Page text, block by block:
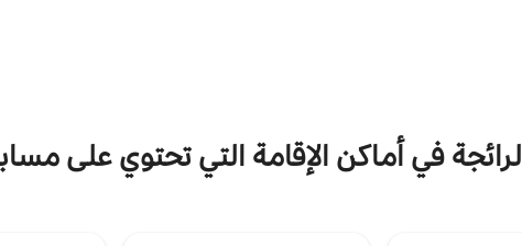
في أماكن الإقامة التي تحتوي على